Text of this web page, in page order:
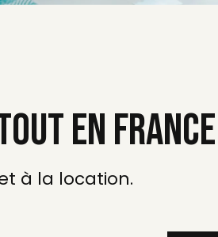
EN FRANCE
à la location.